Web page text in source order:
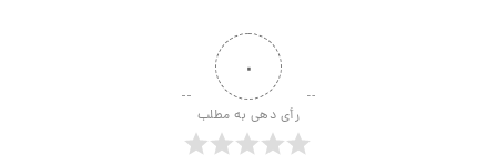
۰
رأی دهی به مطلب